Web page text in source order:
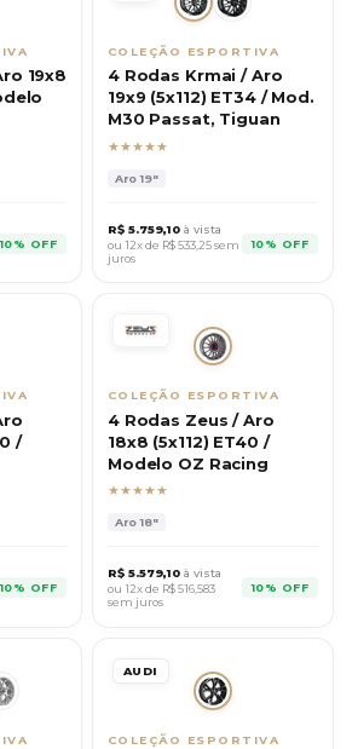
19x8
10% OFF
COLEÇÃO ESPORTIVA
4 Rodas Krmai / Aro
19x9 (5x112) ET34 / Mod.
M30 Passat, Tiguan
★★★★★
Aro19"
R$ 5.759,10 à vista
ou 12x de R$533,25sem
juros
10% OFF
/
10% OFF
COLEÇÃO ESPORTIVA
4 Rodas Zeus / Aro
18x8 (5x112) ET40 /
Modelo OZ Racing
★★★★★
Aro18"
R$ 5.579,10 à vista
ou 12x de R$516,583
sem juros
10% OFF
AUDI
COLEÇÃO ESPORTIVA